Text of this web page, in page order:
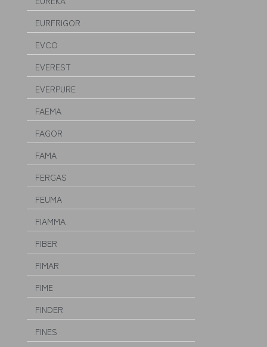
EURFRIGOR
EVCO
EVEREST
EVERPURE
FAEMA
FAGOR
FAMA
FERGAS
FEUMA
FIAMMA
FIBER
FIMAR
FIME
FINDER
FINES